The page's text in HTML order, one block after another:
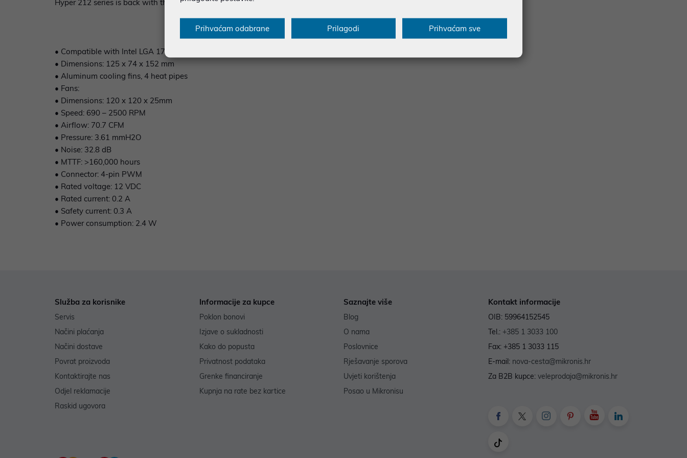
Hyper 212 series is back with the Hyper 212 Black, revitalized and ready to reestablish itself as your go to CPU cooling solution.
• Compatible with Intel LGA 1700 / 1200 / 1151 / 1150 / 1155 / 1156 and AMD AM5 / AM4
• Dimensions: 125 x 74 x 152 mm
• Aluminum cooling fins, 4 heat pipes
• Fans:
• Dimensions: 120 x 120 x 25mm
• Speed: 690 – 2500 RPM
• Airflow: 70.7 CFM
• Pressure: 3.61 mmH2O
• Noise: 32.8 dB
• MTTF: >160,000 hours
• Connector: 4-pin PWM
• Rated voltage: 12 VDC
• Rated current: 0.2 A
• Safety current: 0.3 A
• Power consumption: 2.4 W
Služba za korisnike
Servis
Načini plaćanja
Načini dostave
Povrat proizvoda
Kontaktirajte nas
Odjel reklamacije
Raskid ugovora
Informacije za kupce
Poklon bonovi
Izjave o sukladnosti
Kako do popusta
Privatnost podataka
Grenke financiranje
Kupnja na rate bez kartice
Saznajte više
Blog
O nama
Poslovnice
Rješavanje sporova
Uvjeti korištenja
Posao u Mikronisu
Kontakt informacije
OIB: 59964152545
Tel.: +385 1 3033 100
Fax: +385 1 3033 115
E-mail: nova-cesta@mikronis.hr
Za B2B kupce: veleprodaja@mikronis.hr
Prihvaćam odabrane Prilagodi Prihvaćam sve